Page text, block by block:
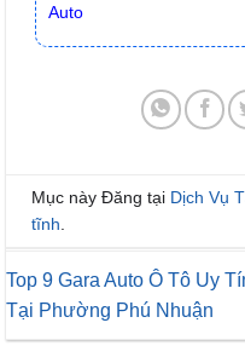
Auto
Mục này Đăng tại Dịch Vụ
tĩnh
Top 9 Gara Auto Ô Tô Uy
Tại Phường Phú Nhuận